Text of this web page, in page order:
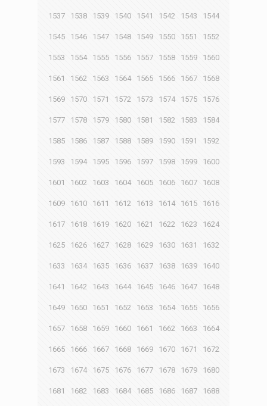
1537 1538 1539 1540 1541 1542 1543 1544
1545 1546 1547 1548 1549 1550 1551 1552
1553 1554 1555 1556 1557 1558 1559 1560
1561 1562 1563 1564 1565 1566 1567 1568
1569 1570 1571 1572 1573 1574 1575 1576
1577 1578 1579 1580 1581 1582 1583 1584
1585 1586 1587 1588 1589 1590 1591 1592
1593 1594 1595 1596 1597 1598 1599 1600
1601 1602 1603 1604 1605 1606 1607 1608
1609 1610 1611 1612 1613 1614 1615 1616
1617 1618 1619 1620 1621 1622 1623 1624
1625 1626 1627 1628 1629 1630 1631 1632
1633 1634 1635 1636 1637 1638 1639 1640
1641 1642 1643 1644 1645 1646 1647 1648
1649 1650 1651 1652 1653 1654 1655 1656
1657 1658 1659 1660 1661 1662 1663 1664
1665 1666 1667 1668 1669 1670 1671 1672
1673 1674 1675 1676 1677 1678 1679 1680
1681 1682 1683 1684 1685 1686 1687 1688